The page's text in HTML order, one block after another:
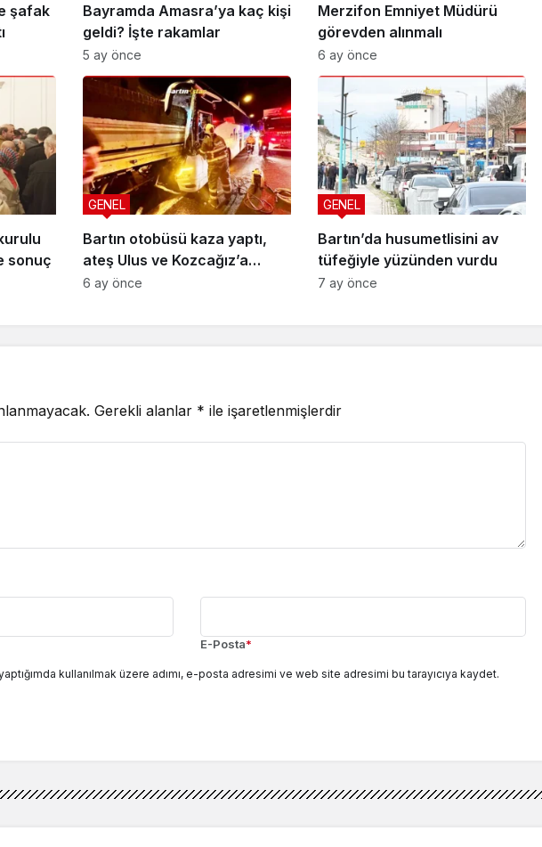
şafak
Bayramda Amasra’ya kaç kişi
geldi? İşte rakamlar
5 ay önce
Merzifon Emniyet Müdürü
görevden alınmalı
6 ay önce
sonuç
Bartın otobüsü kaza yaptı,
ateş Ulus ve Kozcağız’a
düştü
GENEL
6 ay önce
Bartın’da husumetlisini av
tüfeğiyle yüzünden vurdu
GENEL
7 ay önce
Gerekli alanlar * ile işaretlenmişlerdir
E-Posta*
kullanılmak üzere adımı, e-posta adresimi ve web site adresimi bu tarayıcıya kaydet.